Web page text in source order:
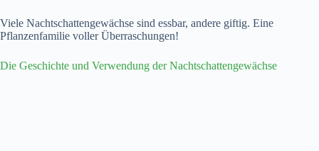
Viele Nachtschattengewächse sind essbar, andere giftig. Eine
Pflanzenfamilie voller Überraschungen!
Die Geschichte und Verwendung der Nachtschattengewächse